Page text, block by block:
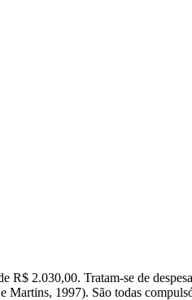
2.030,00. Tratam-se de
Martins, 1997). São todas